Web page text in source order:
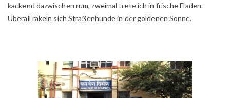
kackend dazwischen rum, zweimal trete ich in frische Fladen.
Überall räkeln sich Straßenhunde in der goldenen Sonne.